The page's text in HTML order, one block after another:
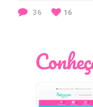
36 16